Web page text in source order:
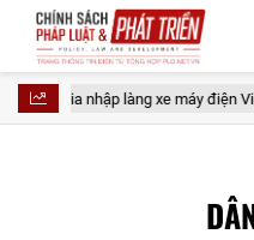
gia nhập làng xe máy điện Việt